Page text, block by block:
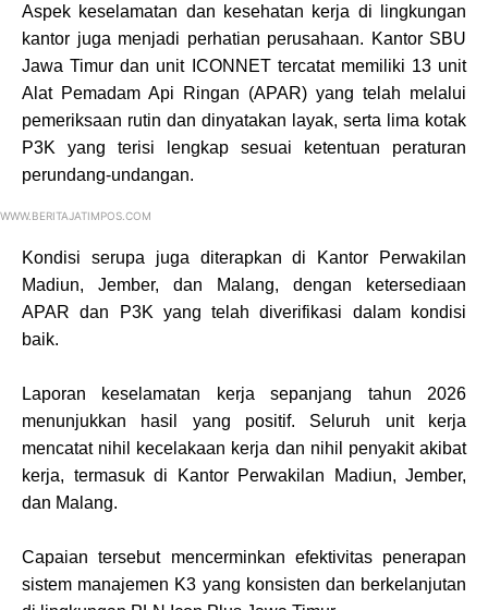
Aspek keselamatan dan kesehatan kerja di lingkungan
kantor juga menjadi perhatian perusahaan. Kantor SBU
Jawa Timur dan unit ICONNET tercatat memiliki 13 unit
Alat Pemadam Api Ringan (APAR) yang telah melalui
pemeriksaan rutin dan dinyatakan layak, serta lima kotak
P3K yang terisi lengkap sesuai ketentuan peraturan
perundang-undangan.
WWW.BERITAJATIMPOS.COM
Kondisi serupa juga diterapkan di Kantor Perwakilan
Madiun, Jember, dan Malang, dengan ketersediaan
APAR dan P3K yang telah diverifikasi dalam kondisi
baik.
Laporan keselamatan kerja sepanjang tahun 2026
menunjukkan hasil yang positif. Seluruh unit kerja
mencatat nihil kecelakaan kerja dan nihil penyakit akibat
kerja, termasuk di Kantor Perwakilan Madiun, Jember,
dan Malang.
Capaian tersebut mencerminkan efektivitas penerapan
sistem manajemen K3 yang konsisten dan berkelanjutan